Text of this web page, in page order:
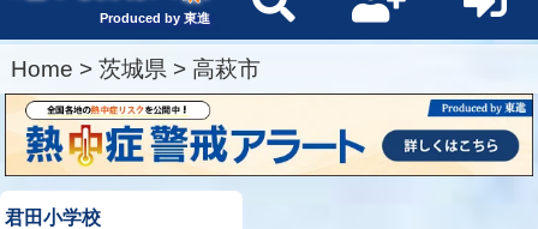
Produced by 東進
Home > 茨城県 > 高萩市
君田小学校